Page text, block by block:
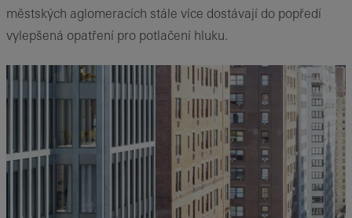
městských aglomeracích stále více dostávají do popředí
vylepšená opatření pro potlačení hluku.